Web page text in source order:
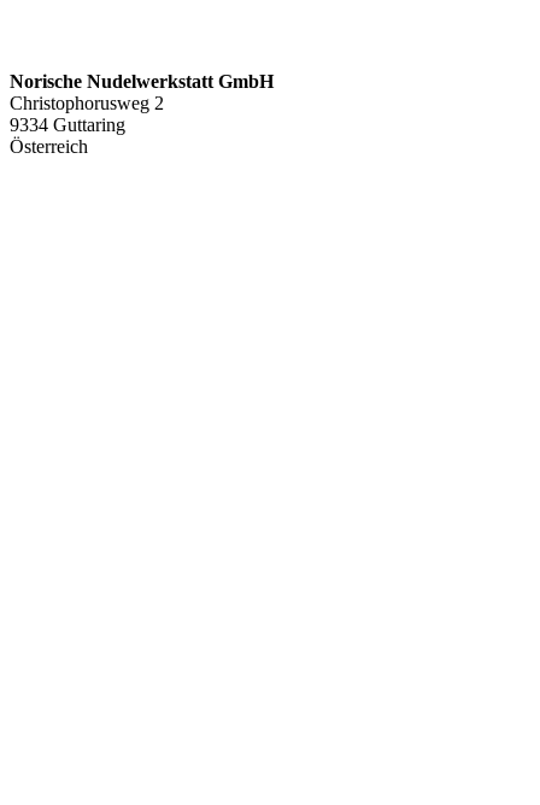
Norische Nudelwerkstatt GmbH
Christophorusweg 2
9334 Guttaring
Österreich